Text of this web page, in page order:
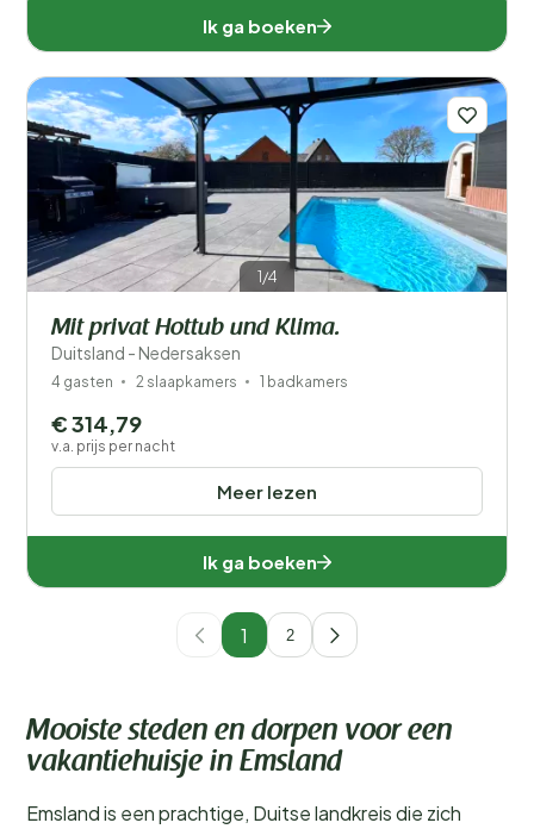
Ik ga boeken
1/4
Mit privat Hottub und Klima.
Duitsland - Nedersaksen
4 gasten 2 slaapkamers 1 badkamers
Meer lezen
€ 314,79
v.a. prijs per nacht
Ik ga boeken
1 2
Mooiste steden en dorpen voor een
vakantiehuisje in Emsland
Emsland is een prachtige, Duitse landkreis die zich